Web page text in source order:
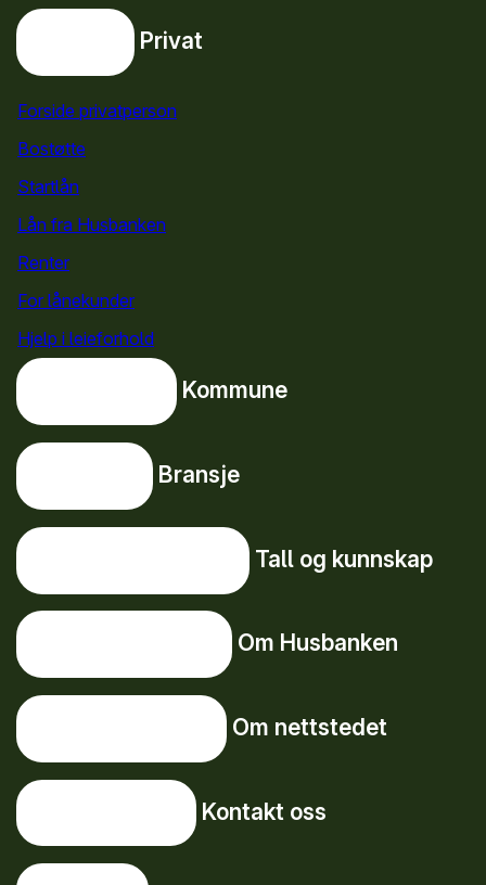
Snarveier
Privat
Forside privatperson
Bostøtte
Startlån
Lån fra Husbanken
Renter
For lånekunder
Hjelp i leieforhold
Kommune
Bransje
Tall og kunnskap
Om Husbanken
Om nettstedet
Kontakt oss